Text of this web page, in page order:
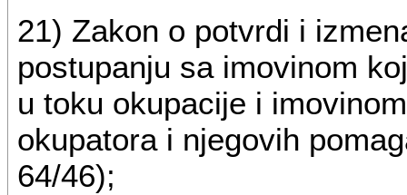
21) Zakon o potvrdi i
postupanju sa imovinom
u toku okupacije i
okupatora i njegovih
64/46);